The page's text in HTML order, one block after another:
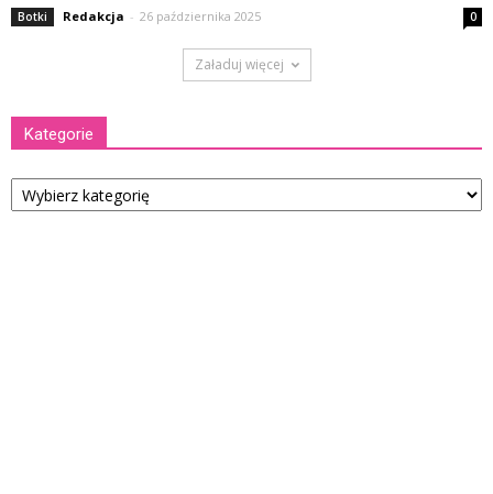
Botki Redakcja - 26 października 2025 0
Załaduj więcej
Kategorie
Kategorie